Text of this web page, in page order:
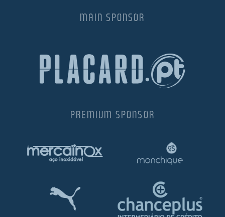
MAIN SPONSOR
PREMIUM SPONSOR